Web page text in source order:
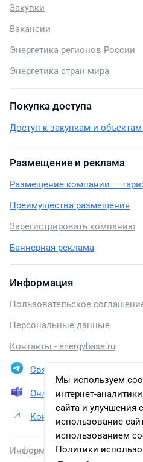
Мы используем
интернет-
сайта и улучшения
использование
использованием
Политики
Закупки
Вакансии
Энергетика регионов России
Энергетика стран мира
Покупка доступа
Доступ к закупкам и
Размещение и реклама
Размещение компании —
Преимущества размещения
Зарегистрировать компанию
Баннерная реклама
Информация
Пользовательское
Персональные данные
Контакты - energybase.ru
Связаться в Telegram
Онлайн презентация
Контакты АО
Информация, размещенная на